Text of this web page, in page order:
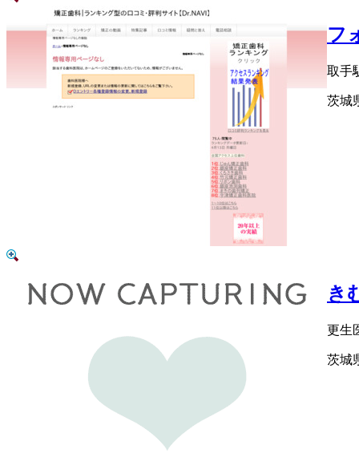
フ
取手
茨城
き
更生
茨城